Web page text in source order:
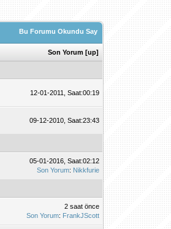
Bu Forumu Okundu Say
Son Yorum [up]
12-01-2011, Saat:00:19
09-12-2010, Saat:23:43
05-01-2016, Saat:02:12
Son Yorum: Nikkfurie
2 saat önce
Son Yorum: FrankJScott